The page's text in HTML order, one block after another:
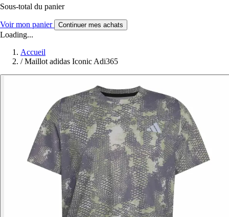
Sous-total du panier
Voir mon panier Continuer mes achats
Loading...
Accueil
/ Maillot adidas Iconic Adi365